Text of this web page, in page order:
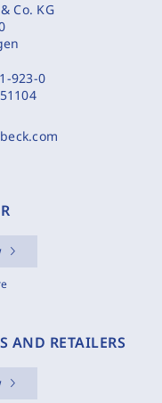
Co. KG
923-0
AND RETAILERS